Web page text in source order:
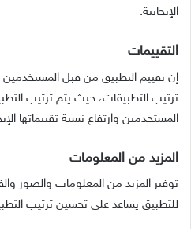
الإيجابية.
التقييمات
إن تقييم التطبيق من قبل المستخدمين
ترتيب التطبيقات، حيث يتم ترتيب
المستخدمين وارتفاع نسبة تقييماتها
المزيد من المعلومات
توفير المزيد من المعلومات والصور
للتطبيق يساعد على تحسين ترتيب